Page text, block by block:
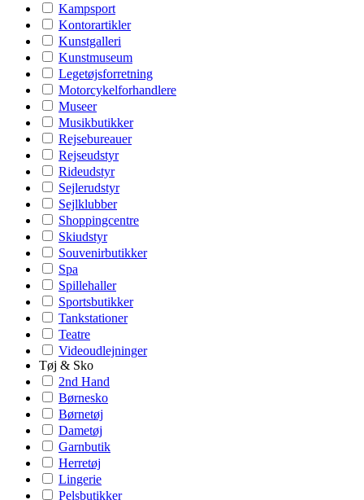
Kampsport
Kontorartikler
Kunstgalleri
Kunstmuseum
Legetøjsforretning
Motorcykelforhandlere
Museer
Musikbutikker
Rejsebureauer
Rejseudstyr
Rideudstyr
Sejlerudstyr
Sejlklubber
Shoppingcentre
Skiudstyr
Souvenirbutikker
Spa
Spillehaller
Sportsbutikker
Tankstationer
Teatre
Videoudlejninger
Tøj & Sko
2nd Hand
Børnesko
Børnetøj
Dametøj
Garnbutik
Herretøj
Lingerie
Pelsbutikker